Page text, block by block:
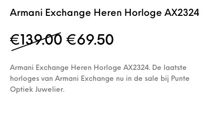
Armani Exchange Heren Horloge AX2324
€ 139.00 Oorspronkelijke prijs
€69.50
Armani Exchange Heren Horloge AX2324. De laatste
horloges van Armani Exchange nu in de sale bij Punte
Optiek Juwelier.